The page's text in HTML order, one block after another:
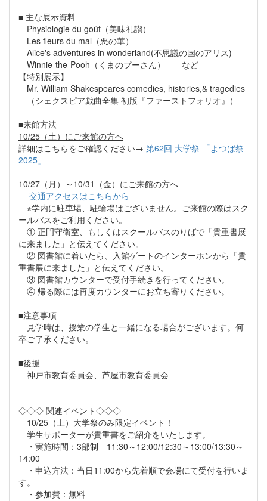
■ 主な展示資料
Physiologie du goût（美味礼讃）
Les fleurs du mal（悪の華）
Alice's adventures in wonderland(不思議の国のアリス)
Winnie-the-Pooh（くまのプーさん） など
【特別展示】
Mr. William Shakespeares comedies, histories,& tragedies
（シェクスピア戯曲全集 初版『ファーストフォリオ』）
■来館方法
10/25（土）にご来館の方へ
詳細はこちらをご確認ください→ 第62回 大学祭 「よつば祭
2025」
10/27（月）～10/31（金）にご来館の方へ
交通アクセスはこちらから
※学内に駐車場、駐輪場はございません。ご来館の際はスク
ールバスをご利用ください。
① 正門守衛室、もしくはスクールバスのりばで「貴重書展
に来ました」と伝えてください。
② 図書館に着いたら、入館ゲートのインターホンから「貴
重書展に来ました」と伝えてください。
③ 図書館カウンターで受付手続きを行ってください。
④ 帰る際には再度カウンターにお立ち寄りください。
■注意事項
見学時は、授業の学生と一緒になる場合がございます。何
卒ご了承ください。
■後援
神戸市教育委員会、芦屋市教育委員会
◇◇◇ 関連イベント◇◇◇
10/25（土）大学祭のみ限定イベント！
学生サポーターが貴重書をご紹介をいたします。
・実施時間：3部制 11:30～12:00/12:30～13:00/13:30～
14:00
・申込方法：当日11:00から先着順で会場にて受付を行いま
す。
・参加費：無料